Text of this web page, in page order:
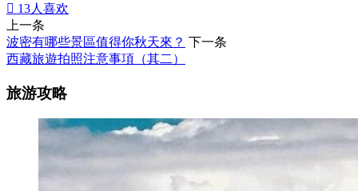
 13人喜欢
上一条
波密有哪些景區值得你秋天來？ 下一条
西藏旅遊拍照注意事項（其二）
旅游攻略